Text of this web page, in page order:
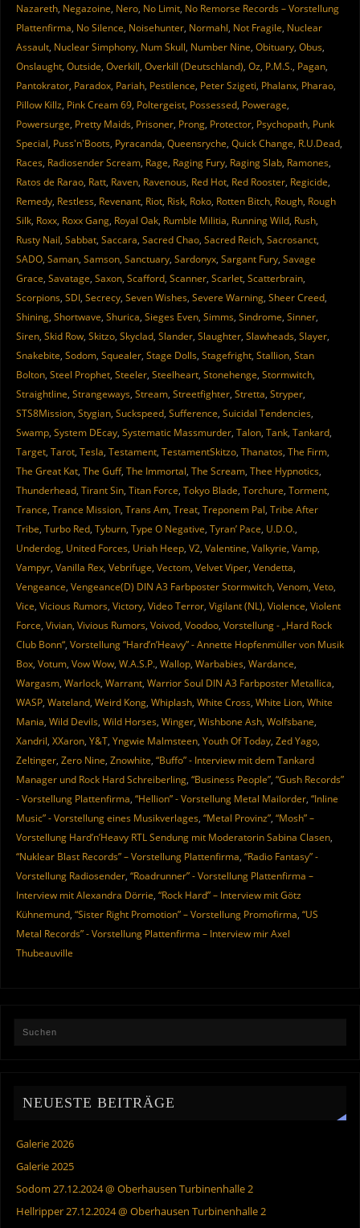
Nazareth, Negazoine, Nero, No Limit, No Remorse Records – Vorstellung
Plattenfirma, No Silence, Noisehunter, Normahl, Not Fragile, Nuclear
Assault, Nuclear Simphony, Num Skull, Number Nine, Obituary, Obus,
Onslaught, Outside, Overkill, Overkill (Deutschland), Oz, P.M.S., Pagan,
Pantokrator, Paradox, Pariah, Pestilence, Peter Szigeti, Phalanx, Pharao,
Pillow Killz, Pink Cream 69, Poltergeist, Possessed, Powerage,
Powersurge, Pretty Maids, Prisoner, Prong, Protector, Psychopath, Punk
Special, Puss'n'Boots, Pyracanda, Queensryche, Quick Change, R.U.Dead,
Races, Radiosender Scream, Rage, Raging Fury, Raging Slab, Ramones,
Ratos de Rarao, Ratt, Raven, Ravenous, Red Hot, Red Rooster, Regicide,
Remedy, Restless, Revenant, Riot, Risk, Roko, Rotten Bitch, Rough, Rough
Silk, Roxx, Roxx Gang, Royal Oak, Rumble Militia, Running Wild, Rush,
Rusty Nail, Sabbat, Saccara, Sacred Chao, Sacred Reich, Sacrosanct,
SADO, Saman, Samson, Sanctuary, Sardonyx, Sargant Fury, Savage
Grace, Savatage, Saxon, Scafford, Scanner, Scarlet, Scatterbrain,
Scorpions, SDI, Secrecy, Seven Wishes, Severe Warning, Sheer Creed,
Shining, Shortwave, Shurica, Sieges Even, Simms, Sindrome, Sinner,
Siren, Skid Row, Skitzo, Skyclad, Slander, Slaughter, Slawheads, Slayer,
Snakebite, Sodom, Squealer, Stage Dolls, Stagefright, Stallion, Stan
Bolton, Steel Prophet, Steeler, Steelheart, Stonehenge, Stormwitch,
Straightline, Strangeways, Stream, Streetfighter, Stretta, Stryper,
STS8Mission, Stygian, Suckspeed, Sufference, Suicidal Tendencies,
Swamp, System DEcay, Systematic Massmurder, Talon, Tank, Tankard,
Target, Tarot, Tesla, Testament, TestamentSkitzo, Thanatos, The Firm,
The Great Kat, The Guff, The Immortal, The Scream, Thee Hypnotics,
Thunderhead, Tirant Sin, Titan Force, Tokyo Blade, Torchure, Torment,
Trance, Trance Mission, Trans Am, Treat, Treponem Pal, Tribe After
Tribe, Turbo Red, Tyburn, Type O Negative, Tyran’ Pace, U.D.O.,
Underdog, United Forces, Uriah Heep, V2, Valentine, Valkyrie, Vamp,
Vampyr, Vanilla Rex, Vebrifuge, Vectom, Velvet Viper, Vendetta,
Vengeance, Vengeance(D) DIN A3 Farbposter Stormwitch, Venom, Veto,
Vice, Vicious Rumors, Victory, Video Terror, Vigilant (NL), Violence, Violent
Force, Vivian, Vivious Rumors, Voivod, Voodoo, Vorstellung - „Hard Rock
Club Bonn“, Vorstellung “Hard’n’Heavy” - Annette Hopfenmüller von Musik
Box, Votum, Vow Wow, W.A.S.P., Wallop, Warbabies, Wardance,
Wargasm, Warlock, Warrant, Warrior Soul DIN A3 Farbposter Metallica,
WASP, Wateland, Weird Kong, Whiplash, White Cross, White Lion, White
Mania, Wild Devils, Wild Horses, Winger, Wishbone Ash, Wolfsbane,
Xandril, XXaron, Y&T, Yngwie Malmsteen, Youth Of Today, Zed Yago,
Zeltinger, Zero Nine, Znowhite, “Buffo” - Interview mit dem Tankard
Manager und Rock Hard Schreiberling, “Business People”, “Gush Records”
- Vorstellung Plattenfirma, “Hellion” - Vorstellung Metal Mailorder, “Inline
Music” - Vorstellung eines Musikverlages, “Metal Provinz”, “Mosh” –
Vorstellung Hard’n’Heavy RTL Sendung mit Moderatorin Sabina Clasen,
“Nuklear Blast Records” – Vorstellung Plattenfirma, “Radio Fantasy” -
Vorstellung Radiosender, “Roadrunner” - Vorstellung Plattenfirma –
Interview mit Alexandra Dörrie, “Rock Hard” – Interview mit Götz
Kühnemund, “Sister Right Promotion” – Vorstellung Promofirma, “US
Metal Records” - Vorstellung Plattenfirma – Interview mir Axel
Thubeauville
NEUESTE BEITRÄGE
Galerie 2026
Galerie 2025
Sodom 27.12.2024 @ Oberhausen Turbinenhalle 2
Hellripper 27.12.2024 @ Oberhausen Turbinenhalle 2